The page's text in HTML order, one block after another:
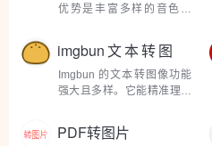
格，甚至是社交媒体平...
优势是丰富多样的音色选
为抒情散文增添细腻情感;到
沉稳磁性的男声，适合庄重
的新闻稿件播报;再到活泼俏
皮的童声，为儿童故...
imgbun文本转图
像
Imgbun 的文本转图像功能
强大且多样。它能精准理解
述自然风光的优美语句，如
金色的阳光洒在波光粼粼的
PDF转图片